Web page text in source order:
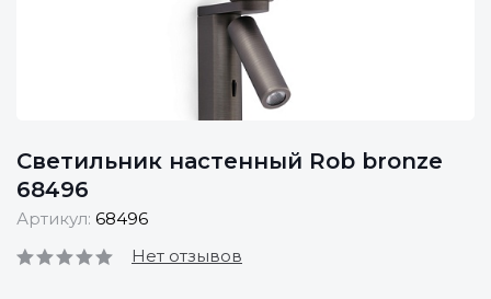
Светильник настенный Rob bronze
68496
Артикул: 68496
Нет отзывов